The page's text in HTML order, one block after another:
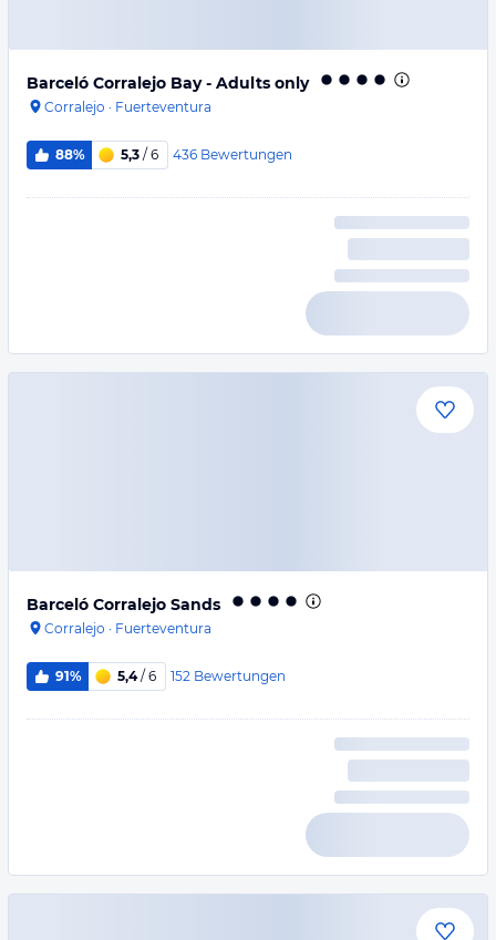
Barceló Corralejo Bay - Adults only
Corralejo · Fuerteventura
88% 5,3 / 6 436 Bewertungen
Barceló Corralejo Sands
Corralejo · Fuerteventura
91% 5,4/ 6 152 Bewertungen